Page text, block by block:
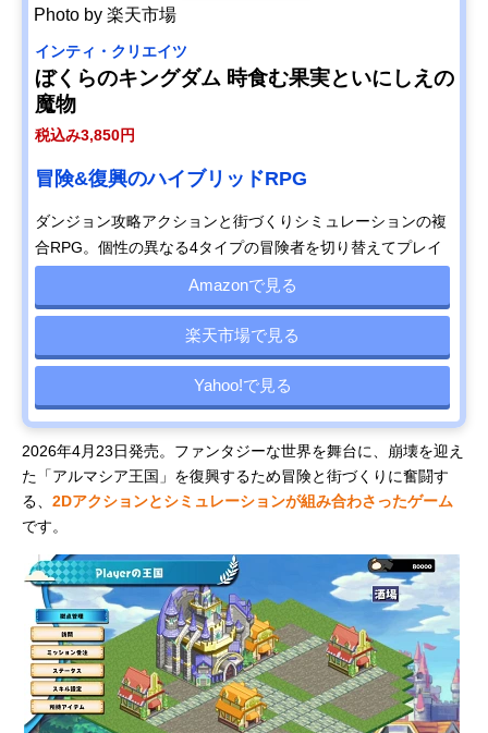
Photo by 楽天市場
インティ・クリエイツ
ぼくらのキングダム 時食む果実といにしえの
魔物
税込み3,850円
冒険&復興のハイブリッドRPG
ダンジョン攻略アクションと街づくりシミュレーションの複
合RPG。個性の異なる4タイプの冒険者を切り替えてプレイ
Amazonで見る
楽天市場で見る
Yahoo!で見る
2026年4月23日発売。ファンタジーな世界を舞台に、崩壊を迎え
た「アルマシア王国」を復興するため冒険と街づくりに奮闘す
る、 2Dアクションとシミュレーションが組み合わさったゲーム
です。